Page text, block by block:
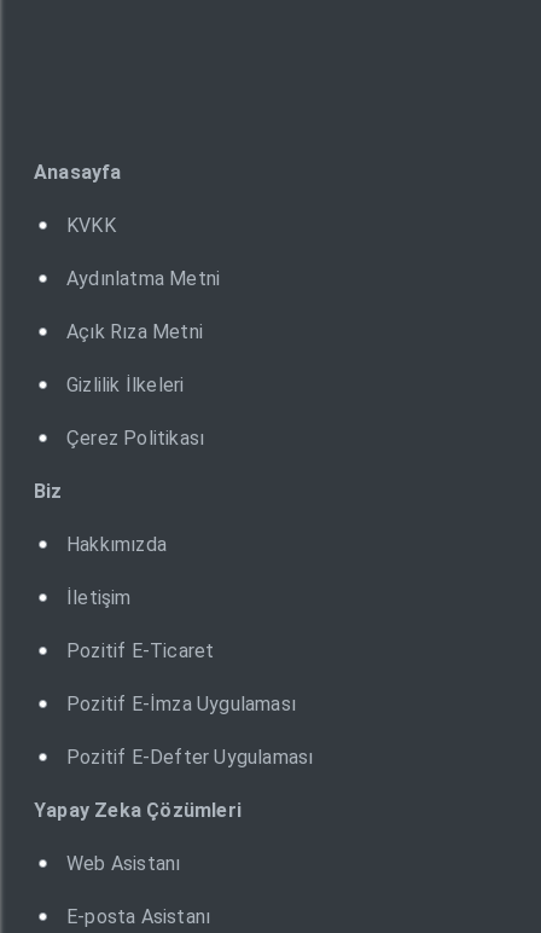
Anasayfa
KVKK
Aydınlatma Metni
Açık Rıza Metni
Gizlilik İlkeleri
Çerez Politikası
Biz
Hakkımızda
İletişim
Pozitif E-Ticaret
Pozitif E-İmza Uygulaması
Pozitif E-Defter Uygulaması
Yapay Zeka Çözümleri
Web Asistanı
E-posta Asistanı